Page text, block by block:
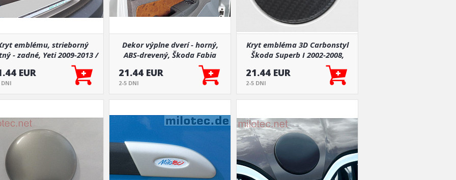
emblému, strieborný
- zadné, Yeti 2009-2013 /
Yeti Facelift od.r.v. 2013
EUR
DNI
Dekor výplne dverí - horný,
ABS-drevený, Škoda Fabia
21.44 EUR
2-5 DNI
Kryt embléma 3D Carbonstyl
Škoda Superb I 2002-2008,
Superb II 2008-2013
21.44 EUR
2-5 DNI